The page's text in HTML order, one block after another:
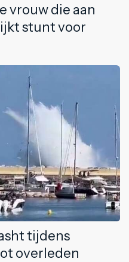
vrouw die aan
stunt voor
tijdens
overleden